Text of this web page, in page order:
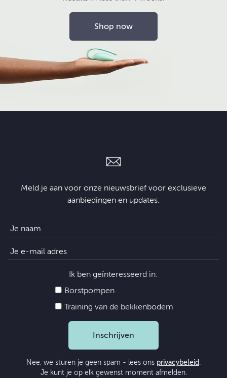
Shop now
Meld je aan voor onze nieuwsbrief voor exclusieve
aanbiedingen en updates.
Ik ben geïnteresseerd in:
Borstpompen
Training van de bekkenbodem
Inschrijven
Nee, we sturen je geen spam - lees ons privacybeleid .
Je kunt je op elk gewenst moment afmelden.